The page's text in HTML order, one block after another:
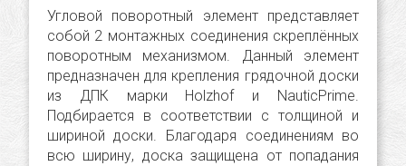
Угловой поворотный элемент представляет
собой 2 монтажных соединения скреплённых
поворотным механизмом. Данный элемент
предназначен для крепления грядочной доски
из ДПК марки Holzhof и NauticPrime.
Подбирается в соответствии с толщиной и
шириной доски. Благодаря соединениям во
всю ширину, доска защищена от попадания